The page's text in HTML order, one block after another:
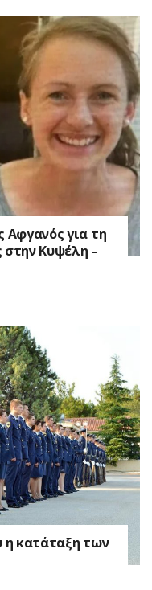
Αφγανός για τη
στην Κυψέλη –
η κατάταξη των